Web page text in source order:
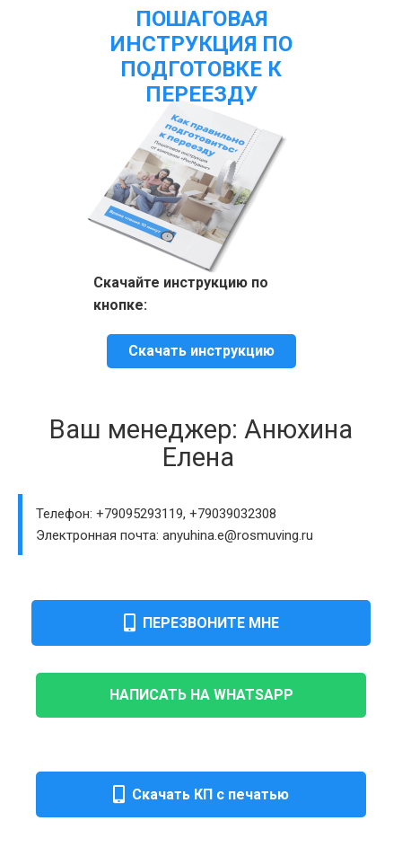
ПОШАГОВАЯ
ИНСТРУКЦИЯ ПО
ПОДГОТОВКЕ К
ПЕРЕЕЗДУ
Скачайте инструкцию по
кнопке:
Скачать инструкцию
Ваш менеджер: Анюхина
Елена
Телефон: +79095293119, +79039032308
Электронная почта: anyuhina.e@rosmuving.ru
ПЕРЕЗВОНИТЕ МНЕ
НАПИСАТЬ НА WHATSAPP
Скачать КП с печатью